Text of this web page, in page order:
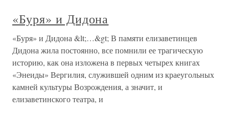
«Буря» и Дидона
«Буря» и Дидона &lt;…&gt; В памяти елизаветинцев
Дидона жила постоянно, все помнили ее трагическую
историю, как она изложена в первых четырех книгах
«Энеиды» Вергилия, служившей одним из краеугольных
камней культуры Возрождения, а значит, и
елизаветинского театра, и